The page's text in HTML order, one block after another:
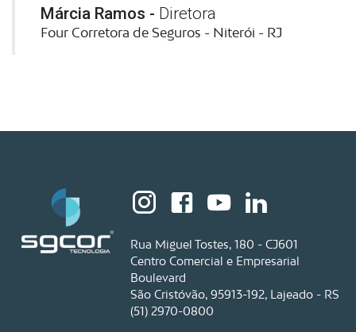
Márcia Ramos - Diretora
Four Corretora de Seguros - Niterói - RJ
Rua Miguel Tostes, 180 - CJ601
Centro Comercial e Empresarial
Boulevard
São Cristóvão, 95913-192, Lajeado - RS
(51) 2970-0800